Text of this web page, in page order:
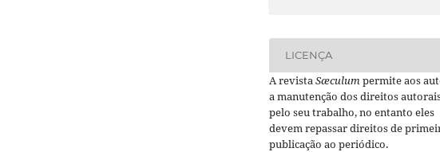
LICENÇA
A revistaSæculumpermite aos
a manutenção dos direitos
pelo seu trabalho, no entanto eles
devem repassar direitos de
publicação ao periódico.